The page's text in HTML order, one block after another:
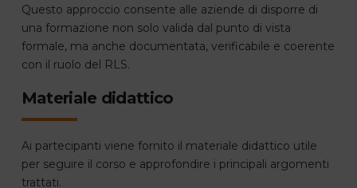
Questo approccio consente alle aziende di disporre di
una formazione non solo valida dal punto di vista
formale, ma anche documentata, verificabile e coerente
con il ruolo del RLS.
Materiale didattico
Ai partecipanti viene fornito il materiale didattico utile
per seguire il corso e approfondire i principali argomenti
trattati.